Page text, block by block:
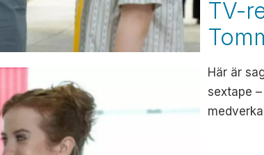
TV-
Här är
sextape